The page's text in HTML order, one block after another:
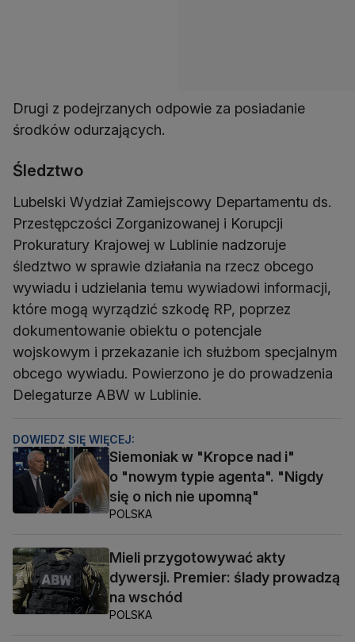
Drugi z podejrzanych odpowie za posiadanie
środków odurzających.
Śledztwo
Lubelski Wydział Zamiejscowy Departamentu ds.
Przestępczości Zorganizowanej i Korupcji
Prokuratury Krajowej w Lublinie nadzoruje
śledztwo w sprawie działania na rzecz obcego
wywiadu i udzielania temu wywiadowi informacji,
które mogą wyrządzić szkodę RP, poprzez
dokumentowanie obiektu o potencjale
wojskowym i przekazanie ich służbom specjalnym
obcego wywiadu. Powierzono je do prowadzenia
Delegaturze ABW w Lublinie.
DOWIEDZ SIĘ WIĘCEJ:
Siemoniak w "Kropce nad i"
o "nowym typie agenta". "Nigdy
się o nich nie upomną"
POLSKA
Mieli przygotowywać akty
dywersji. Premier: ślady prowadzą
na wschód
POLSKA